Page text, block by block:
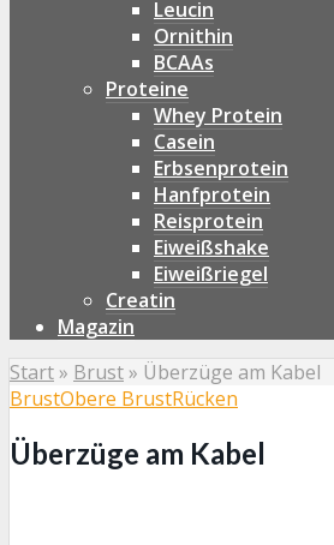
Leucin
Ornithin
BCAAs
Proteine
Whey Protein
Casein
Erbsenprotein
Hanfprotein
Reisprotein
Eiweißshake
Eiweißriegel
Creatin
Magazin
Start» Brust» Überzüge am Kabel
BrustObere BrustRücken
Überzüge am Kabel